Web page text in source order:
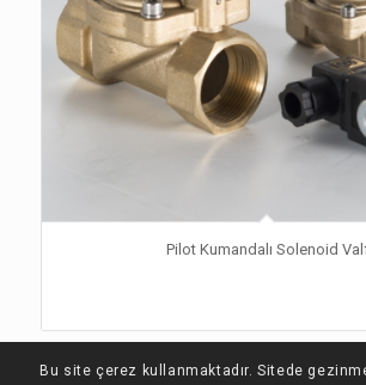
Pilot Kumandalı Solenoid
Bu site çerez kullanmaktadır. Sitede